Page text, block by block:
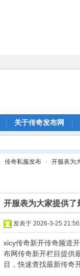
关于传奇发布网
传奇私服发布 › 开服表为
开服表为大家提供了
发表于 2026-3-25
xicy传奇新开传奇频道
布网传奇新开栏目提供
目，快速查找最新传奇